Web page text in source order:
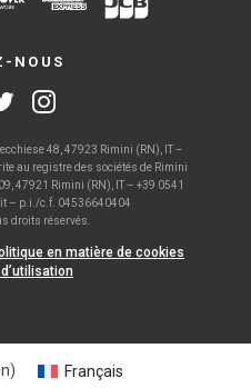
NOUS
48, 47923 Rimini (RN), IT –
au registre des sociétés de Rimini
47921 Rimini (RN), IT – +39 0541
– p.i./c.f. 04536640404
droits réservés.
en matière de cookies
) Français